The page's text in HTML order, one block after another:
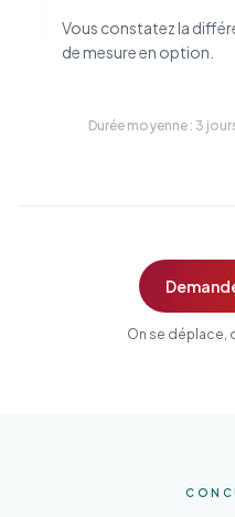
Vous constatez la
de mesure en option.
Durée moyenne : 3
On se déplace,